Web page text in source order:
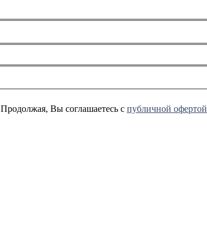
Продолжая, Вы соглашаетесь с публичной офертой